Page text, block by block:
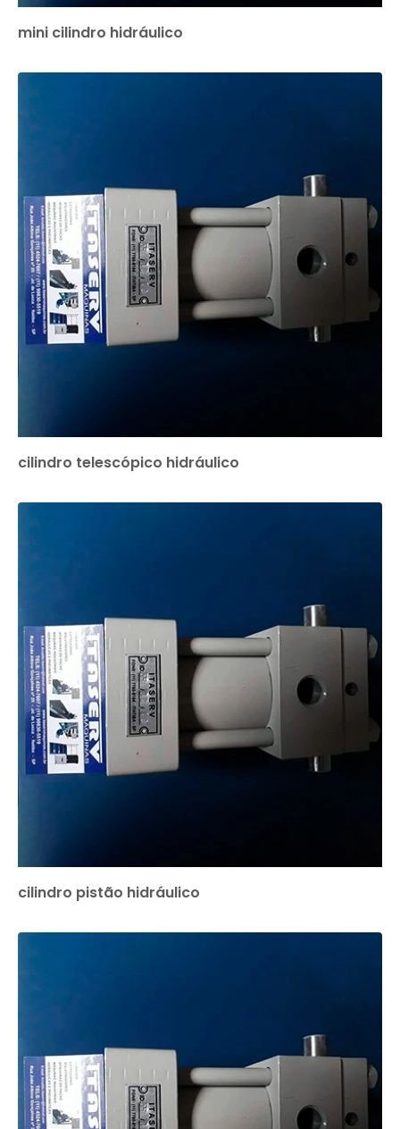
mini cilindro hidráulico
cilindro telescópico hidráulico
cilindro pistão hidráulico